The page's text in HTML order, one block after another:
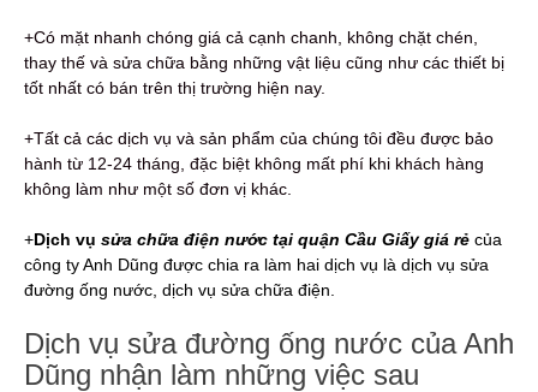
+Có mặt nhanh chóng giá cả cạnh chanh, không chặt chén,
thay thế và sửa chữa bằng những vật liệu cũng như các thiết bị
tốt nhất có bán trên thị trường hiện nay.
+Tất cả các dịch vụ và sản phẩm của chúng tôi đều được bảo
hành từ 12-24 tháng, đặc biệt không mất phí khi khách hàng
không làm như một số đơn vị khác.
+Dịch vụ sửa chữa điện nước tại quận Cầu Giấy giá rẻ của
công ty Anh Dũng được chia ra làm hai dịch vụ là dịch vụ sửa
đường ống nước, dịch vụ sửa chữa điện.
Dịch vụ sửa đường ống nước của Anh
Dũng nhận làm những việc sau